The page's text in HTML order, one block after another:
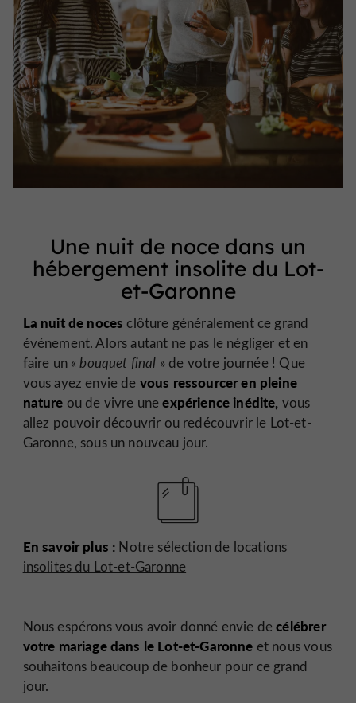
Une nuit de noce dans un
hébergement insolite du Lot-
et-Garonne
La nuit de noces clôture généralement ce grand
événement. Alors autant ne pas le négliger et en
faire un «bouquet final » de votre journée ! Que
vous ayez envie de vous ressourcer en pleine
nature ou de vivre uneexpérience inédite, vous
allez pouvoir découvrir ou redécouvrir le Lot-et-
Garonne, sous un nouveau jour.
En savoir plus : Notre sélection de locations
insolites du Lot-et-Garonne
Nous espérons vous avoir donné envie decélébrer
votre mariage dans le Lot-et-Garonne et nous vous
souhaitons beaucoup de bonheur pour ce grand
jour.